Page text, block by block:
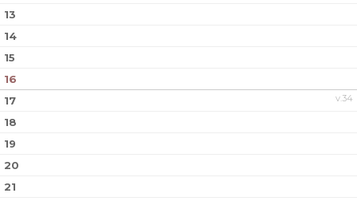
13
14
15
16
v.34
17
18
19
20
21